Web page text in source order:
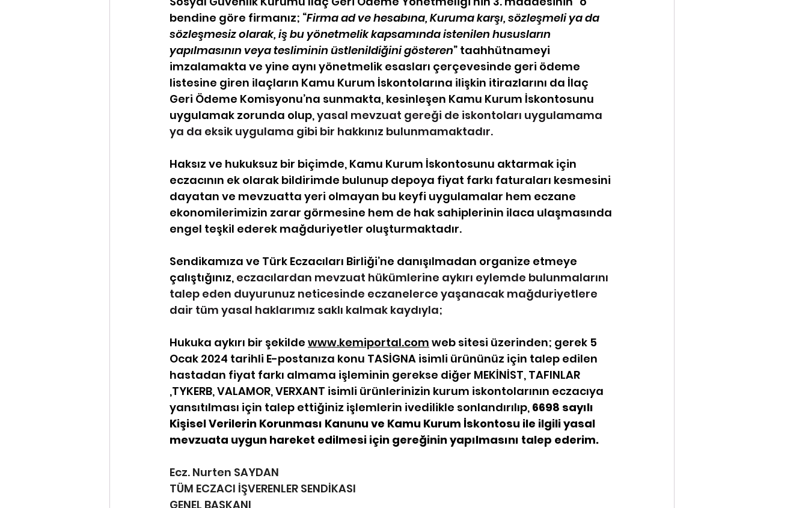
bendine göre firmanız; “Firma ad ve hesabına, Kuruma karşı, sözleşmeli ya da
sözleşmesiz olarak, iş bu yönetmelik kapsamında istenilen hususların
yapılmasının veya tesliminin üstlenildiğini gösteren” taahhütnameyi
imzalamakta ve yine aynı yönetmelik esasları çerçevesinde geri ödeme
listesine giren ilaçların Kamu Kurum İskontolarına ilişkin itirazlarını da İlaç
Geri Ödeme Komisyonu’na sunmakta, kesinleşen Kamu Kurum İskontosunu
uygulamak zorunda olup, yasal mevzuat gereği de iskontoları uygulamama
ya da eksik uygulama gibi bir hakkınız bulunmamaktadır.
Haksız ve hukuksuz bir biçimde, Kamu Kurum İskontosunu aktarmak için
eczacının ek olarak bildirimde bulunup depoya fiyat farkı faturaları kesmesini
dayatan ve mevzuatta yeri olmayan bu keyfi uygulamalar hem eczane
ekonomilerimizin zarar görmesine hem de hak sahiplerinin ilaca ulaşmasında
engel teşkil ederek mağduriyetler oluşturmaktadır.
Sendikamıza ve Türk Eczacıları Birliği’ne danışılmadan organize etmeye
çalıştığınız, eczacılardan mevzuat hükümlerine aykırı eylemde bulunmalarını
talep eden duyurunuz neticesinde eczanelerce yaşanacak mağduriyetlere
dair tüm yasal haklarımız saklı kalmak kaydıyla;
Hukuka aykırı bir şekilde www.kemiportal.com web sitesi üzerinden; gerek 5
Ocak 2024 tarihli E-postanıza konu TASİGNA isimli ürününüz için talep edilen
hastadan fiyat farkı almama işleminin gerekse diğer MEKİNİST, TAFINLAR
,TYKERB, VALAMOR, VERXANT isimli ürünlerinizin kurum iskontolarının eczacıya
yansıtılması için talep ettiğiniz işlemlerin ivedilikle sonlandırılıp, 6698 sayılı
Kişisel Verilerin Korunması Kanunu ve Kamu Kurum İskontosu ile ilgili yasal
mevzuata uygun hareket edilmesi için gereğinin yapılmasını talep ederim.
Ecz. Nurten SAYDAN
TÜM ECZACI İŞVERENLER SENDİKASI
GENEL BAŞKANI